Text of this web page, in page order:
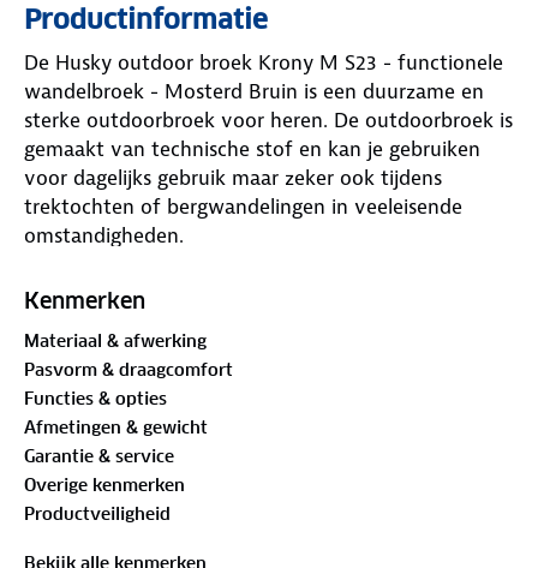
Productinformatie
De Husky outdoor broek Krony M S23 - functionele
wandelbroek - Mosterd Bruin is een duurzame en
sterke outdoorbroek voor heren. De outdoorbroek is
gemaakt van technische stof en kan je gebruiken
voor dagelijks gebruik maar zeker ook tijdens
trektochten of bergwandelingen in veeleisende
omstandigheden.
Onderstaand de kenmerken:
88% polyester, 12% elastan en 100% polyester
Speciale technisch enkellaags HuskyTech Stretch Plus
materiaal met hoge slijtvastheid
Hoog ademend vermogen, maximaal comfort, zelfs
bij hogere fysieke belasting
Duurzaam 20.000 Husky Pro Tech membraam voor
het waterdicht maken voor de blootgestelde delen
van de broek
Kenmerken
Materiaal & afwerking
Pasvorm & draagcomfort
Functies & opties
Afmetingen & gewicht
Garantie & service
Overige kenmerken
Productveiligheid
Bekijk alle kenmerken